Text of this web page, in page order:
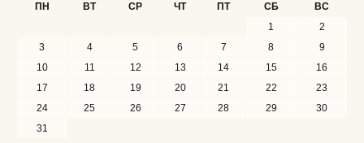
ПН ВТ СР ЧТ ПТ СБ
ВС
1
2
3
4 5 6 7 8
9
10
11 12 13 14 15
16
17
18 19 20 21 22
23
24
25 26 27 28 29
30
31